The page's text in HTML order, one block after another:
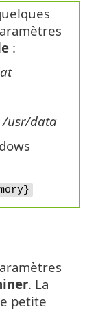
:
/usr/data
. La
petite